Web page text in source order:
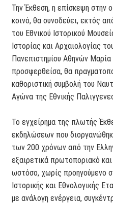
Την Έκθεση, η επίσκεψη στην
κοινό, θα συνοδεύει, εκτός
του Εθνικού Ιστορικού
Ιστορίας και Αρχαιολογίας
Πανεπιστημίου Αθηνών
προσφερθείσα, θα
καθοριστική συμβολή του
Αγώνα της Εθνικής
Το εγχείρημα της πλωτής
εκδηλώσεων που
των 200 χρόνων από την
εξαιρετικά πρωτοποριακό
ωστόσο, χωρίς προηγούμενο
Ιστορικής και Εθνολογικής
με ανάλογη ενέργεια,